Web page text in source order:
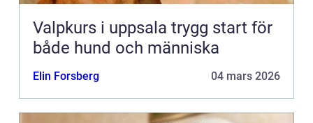
Valpkurs i uppsala trygg start för
både hund och människa
Elin Forsberg 04 mars 2026